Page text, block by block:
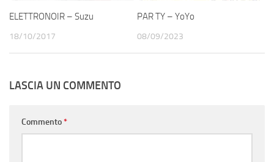
ELETTRONOIR – Suzu
18/10/2017
PAR TY – YoYo
08/09/2023
LASCIA UN COMMENTO
Commento*